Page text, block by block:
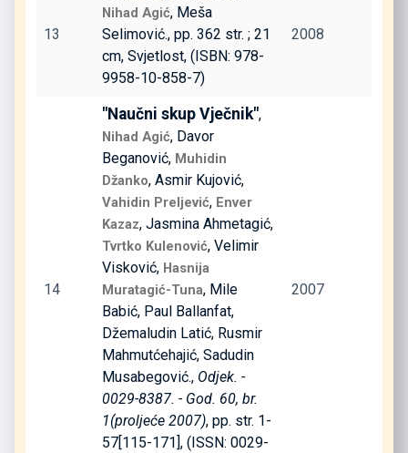
13
Nihad Agić, Meša
Selimović., pp. 362 str. ; 21
cm, Svjetlost, (ISBN: 978-
9958-10-858-7)
2008
14
"Naučni skup Vječnik",
Nihad Agić, Davor
Beganović, Muhidin
Džanko, Asmir Kujović,
Vahidin Preljević, Enver
Kazaz, Jasmina Ahmetagić,
Tvrtko Kulenović, Velimir
Visković, Hasnija
Muratagić-Tuna, Mile
Babić, Paul Ballanfat,
Džemaludin Latić, Rusmir
Mahmutćehajić, Sadudin
Musabegović., Odjek. -
0029-8387. - God. 60, br.
1(proljeće 2007), pp. str. 1-
57[115-171], (ISSN: 0029-
2007